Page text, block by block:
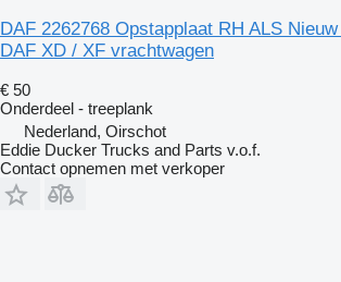
DAF 2262768 Opstapplaat RH ALS
DAF XD / XF vrachtwagen
€ 50
Onderdeel - treeplank
Nederland, Oirschot
Eddie Ducker Trucks and Parts v.o.f.
Contact opnemen met verkoper